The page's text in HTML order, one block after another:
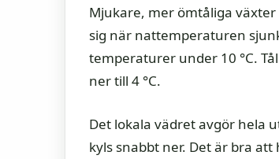
Mjukare, mer ömtåliga
sig när nattemperaturen
temperaturer under 10 °C.
ner till 4 °C.
Det lokala vädret avgör hela
kyls snabbt ner. Det är bra